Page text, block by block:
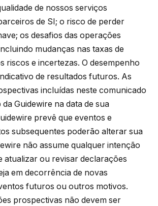
de nossos serviços
de SI; o risco de perder
os desafios das operações
mudanças nas taxas de
riscos e incertezas. O desempenho
de resultados futuros. As
incluídas neste comunicado
Guidewire na data de sua
prevê que eventos e
subsequentes poderão alterar sua
não assume qualquer intenção
atualizar ou revisar declarações
em decorrência de novas
futuros ou outros motivos.
prospectivas não devem ser